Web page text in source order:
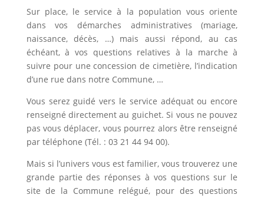
Sur place, le service à la population vous oriente
dans vos démarches administratives (mariage,
naissance, décès, …) mais aussi répond, au cas
échéant, à vos questions relatives à la marche à
suivre pour une concession de cimetière, l’indication
d’une rue dans notre Commune, …
Vous serez guidé vers le service adéquat ou encore
renseigné directement au guichet. Si vous ne pouvez
pas vous déplacer, vous pourrez alors être renseigné
par téléphone (Tél. : 03 21 44 94 00).
Mais si l’univers vous est familier, vous trouverez une
grande partie des réponses à vos questions sur le
site de la Commune relégué, pour des questions